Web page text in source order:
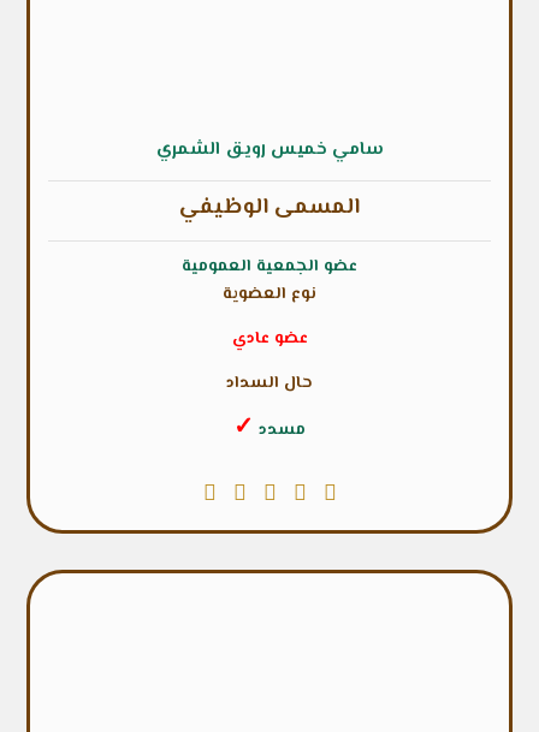
سامي خميس رويق الشمري
المسمى الوظيفي
عضو الجمعية العمومية
نوع العضوية
عضو عادي
حال السداد
مسدد ✓